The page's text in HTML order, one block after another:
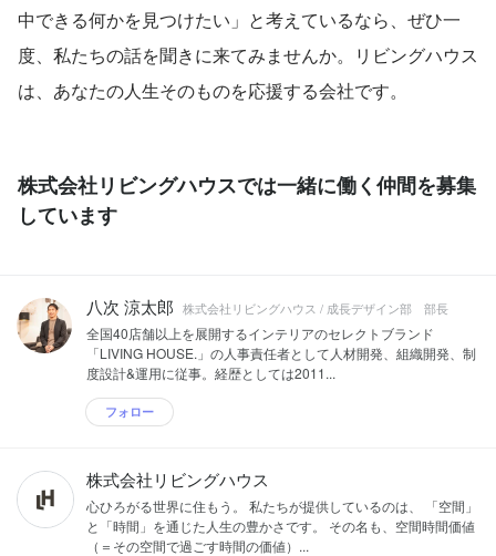
中できる何かを見つけたい」と考えているなら、ぜひ一
度、私たちの話を聞きに来てみませんか。リビングハウス
は、あなたの人生そのものを応援する会社です。
株式会社リビングハウスでは一緒に働く仲間を募集
しています
八次 涼太郎 株式会社リビングハウス / 成長デザイン部 部長
全国40店舗以上を展開するインテリアのセレクトブランド
「LIVING HOUSE.」の人事責任者として人材開発、組織開発、制
度設計&運用に従事。経歴としては2011...
フォロー
株式会社リビングハウス
心ひろがる世界に住もう。 私たちが提供しているのは、 「空間」
と「時間」を通じた人生の豊かさです。 その名も、空間時間価値
（＝その空間で過ごす時間の価値）...